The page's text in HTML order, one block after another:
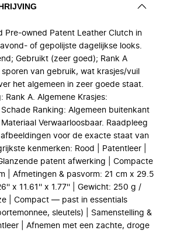
Pre-owned Patent Leather Clutch in
of gepolijste dagelijkse looks.
Gebruikt (zeer goed); Rank A
van gebruik, wat krasjes/vuil
het algemeen in zeer goede staat.
Rank A. Algemene Krasjes:
Ranking: Algemeen buitenkant
Verwaarloosbaar. Raadpleeg
voor de exacte staat van
kenmerken: Rood | Patentleer |
patent afwerking | Compacte
| Afmetingen & pasvorm: 21 cm x 29.5
x 11.61'' x 1.77'' | Gewicht: 250 g /
| Compact — past in essentials
sleutels) | Samenstelling &
| Afnemen met een zachte, droge